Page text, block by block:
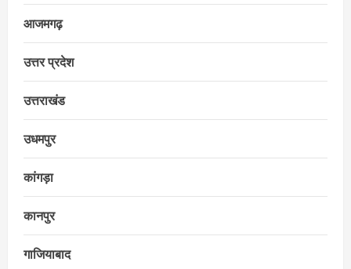
आजमगढ़
उत्तर प्रदेश
उत्तराखंड
उधमपुर
कांगड़ा
कानपुर
गाजियाबाद